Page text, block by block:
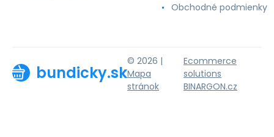
Obchodné podmienky
bundicky.sk
© 2026 |
Mapa
stránok
Ecommerce
solutions
BINARGON.cz